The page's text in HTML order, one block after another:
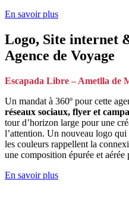
En savoir plus
Logo, Site internet
Agence de Voyage
Escapada Libre – Ametlla de
Un mandat à 360º pour cette
réseaux sociaux, flyer et
tour d’horizon large pour une
l’attention. Un nouveau logo
les couleurs rappellent la
une composition épurée et
En savoir plus